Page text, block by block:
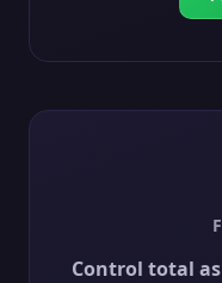
Control total